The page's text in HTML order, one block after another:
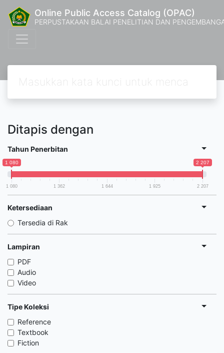
Online Public Access Catalog (OPAC)
PERPUSTAKAAN BALAI PENELITIAN DAN
Ditapis dengan
Tahun Penerbitan
1 080 2 207
1 080 1 362 1 644 1 925 2 207
Ketersediaan
Tersedia di Rak
Lampiran
PDF
Audio
Video
Tipe Koleksi
Reference
Textbook
Fiction